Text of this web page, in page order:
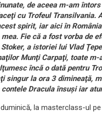
de aceea m-am
cu Trofeul
spirit, iar aici în
Fie că a fost vorba de
a istoriei lui Vlad
Munţi Carpaţi, toate
încă o dată pentru
singur la ora 3 dimineaţă,
Dracula însuşi iar
la masterclass-ul